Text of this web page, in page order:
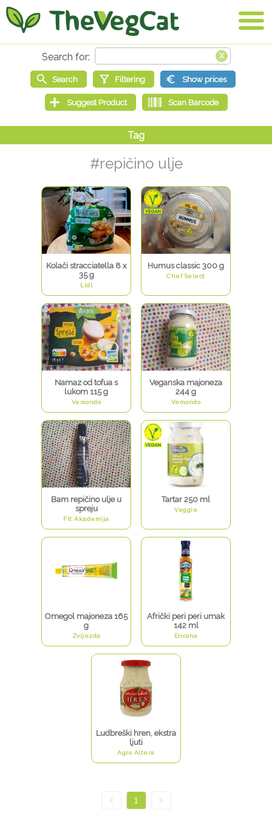
#repičino ulje
Kolači stracciatella 8 x
35 g
Lidl
Humus classic 300 g
Chef Select
Namaz od tofua s
lukom 115 g
Vemondo
Veganska majoneza
244 g
Vemondo
Bam repičino ulje u
spreju
Fit Akademija
Tartar 250 ml
Veggie
Omegol majoneza 165
g
Zvijezda
Afrički peri peri umak
142 ml
Encona
Ludbreški hren, ekstra
ljuti
Agro Altera
< 1 >